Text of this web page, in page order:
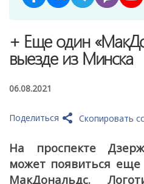
+ Еще один
выезде из Минска
06.08.2021
Скопировать
Поделиться
На проспекте
может появиться
МакДональдс.